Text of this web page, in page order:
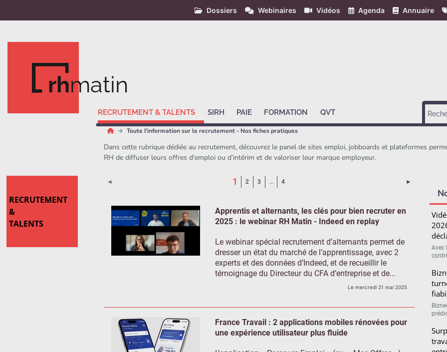
Dossiers Webinaires Vidéos Agenda Annuaire
rhmatin
RECRUTEMENT & TALENTS SIRH PAIE FORMATION QVT
Toute l'information sur le recrutement - Nos fiches pratiques
Dans cette rubrique dédiée au recrutement, découvrez le panel de sites emploi, jobboards et plateformes
RH de diffuser leurs offres d'emploi ou d’intérim et de valoriser leur marque employeur.
RECRUTEMENT
&
TALENTS
◄ 1 (Page courante)
2 3 … 4 ►
Apprentis et alternants, les clés pour bien recruter en
2025 : le webinar RH Matin - Indeed en replay
Le webinar spécial recrutement d’alternants permet de
dresser un état du marché de l’apprentissage, avec 2
experts et des données d’Indeed, et de recueillir le
témoignage du Directeur du CFA d’entreprise et de...
Le mercredi 21 mai 2025
France Travail : 2 applications mobiles rénovées pour
une expérience utilisateur plus fluide
Avec